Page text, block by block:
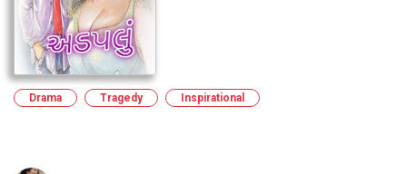
Drama Tragedy Inspirational